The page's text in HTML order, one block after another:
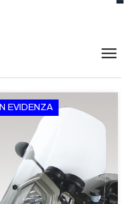
IN EVIDENZA